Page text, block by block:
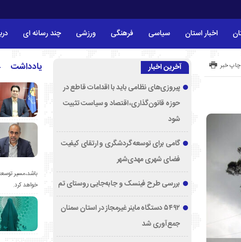
اخبار استان سیاسی فرهنگی ورزشی چند رسانه ای
چاپ خبر آخرین اخبار
پیروزی‌های نظامی باید با اقدامات قاطع در
حوزه قانون‌گذاری، اقتصاد و سیاست تثبیت
شود
گامی برای توسعه گردشگری و ارتقای کیفیت
فضای شهری مهدی‌شهر
بررسی طرح فینسک و جابه‌جایی روستای تم
۵۴۹۲ دستگاه ماینر غیرمجاز در استان سمنان
جمع‌آوری شد
یادداشت
باشد،مسیر
خواهد کرد.